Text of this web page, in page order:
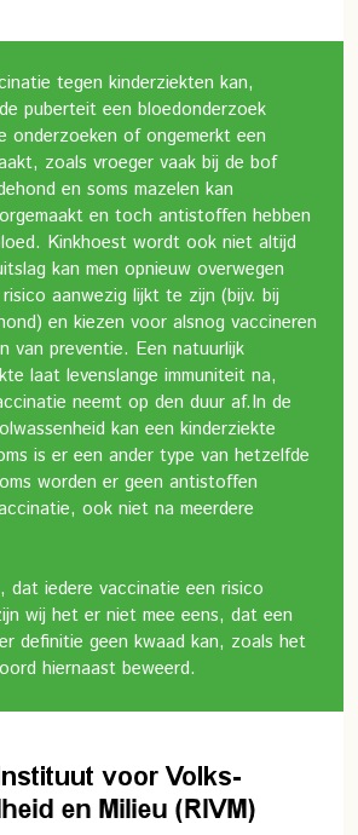
tegen kinderziekten kan,
puberteit een bloedonderzoek
onderzoeken of ongemerkt een
zoals vroeger vaak bij de bof
en soms mazelen kan
en toch antistoffen hebben
Kinkhoest wordt ook niet altijd
kan men opnieuw overwegen
aanwezig lijkt te zijn (bijv. bij
en kiezen voor alsnog vaccineren
van preventie. Een natuurlijk
laat levenslange immuniteit na,
neemt op den duur af.In de
kan een kinderziekte
is er een ander type van hetzelfde
worden er geen antistoffen
ook niet na meerdere
dat iedere vaccinatie een risico
wij het er niet mee eens, dat een
definitie geen kwaad kan, zoals het
hiernaast beweerd.